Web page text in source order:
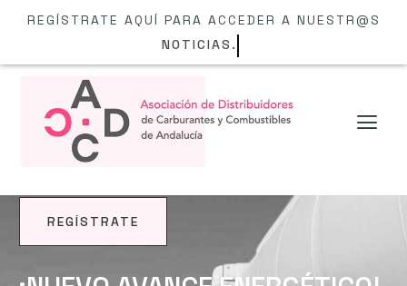
REGÍSTRATE AQUÍ PARA ACCEDER A NUESTR@S
NOTICIAS.
REGÍSTRATE
NOTICIAS